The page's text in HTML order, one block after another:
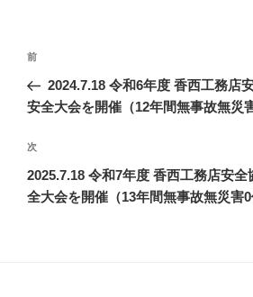
投
ナ
ゲ
ー
シ
前
の
投
前
2024.7.18 令和6年度 香西工務店
安全大会を開催（12年間無事故無災
次
の
投
次
2025.7.18 令和7年度 香西工務店安
全大会を開催（13年間無事故無災害0